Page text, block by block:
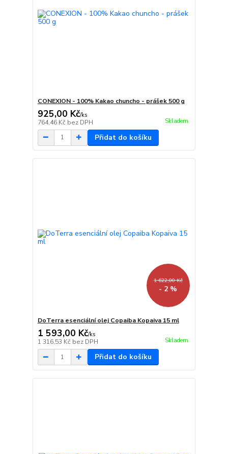
CONEXION - 100% Kakao chuncho - prášek 500 g
925,00 Kč/ks
764,46 Kč bez DPH Skladem
Přidat do košíku
1 622,00 Kč
- 2 %
DoTerra esenciální olej Copaiba Kopaiva 15 ml
1 593,00 Kč/ks
1 316,53 Kč bez DPH Skladem
Přidat do košíku